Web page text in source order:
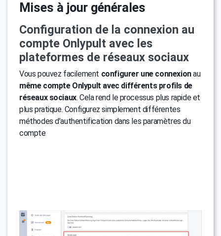
Mises à jour générales
Configuration de la connexion au
compte Onlypult avec les
plateformes de réseaux sociaux
Vous pouvez facilement configurer une connexionau
même compte Onlypult avec différents profils de
réseaux sociaux. Cela rend le processus plus rapide et
plus pratique. Configurez simplement différentes
méthodes d’authentification dans les paramètres du
compte